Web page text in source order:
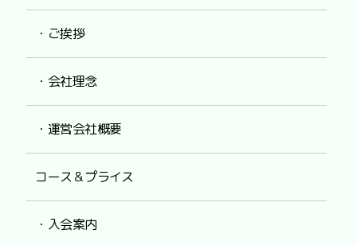
・ご挨拶
・会社理念
・運営会社概要
コース＆プライス
・入会案内